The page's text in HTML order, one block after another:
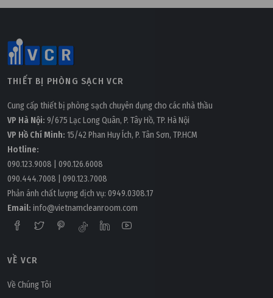
THIẾT BỊ PHÒNG SẠCH VCR
Cung cấp thiết bị phòng sạch chuyên dụng cho các nhà thầu
VP Hà Nội: 9/675 Lạc Long Quân, P. Tây Hồ, TP. Hà Nội
VP Hồ Chí Minh: 15/42 Phan Huy Ích, P. Tân Sơn, TP.HCM
Hotline:
090.123.9008
090.126.6008
090.444.7008
090.123.7008
Phản ánh chất lượng dịch vụ: 0949.0308.17
Email: info@vietnamcleanroom.com
VỀ VCR
Về Chúng Tôi